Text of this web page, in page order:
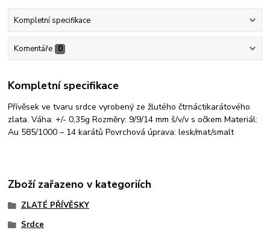
Kompletní specifikace
Komentáře 0
Kompletní specifikace
Přívěsek ve tvaru srdce vyrobený ze žlutého čtrnáctikarátového
zlata. Váha: +/- 0,35g Rozměry: 9/9/14 mm š/v/v s očkem Materiál:
Au 585/1000 – 14 karátů Povrchová úprava: lesk/mat/smalt
Zboží zařazeno v kategoriích
ZLATÉ PŘÍVĚSKY
Srdce